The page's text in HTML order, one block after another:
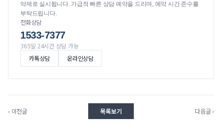
약제로 실시됩니다. 가급적 빠른 상담 예약을 드리며, 예약 시간 준수를
부탁드립니다.
전화상담
1533-7377
365일 24시간 상담 가능
카톡상담
온라인상담
‹ 이전글 목록보기 다음글 ›